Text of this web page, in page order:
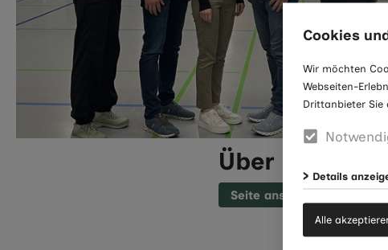
Cookies
Wir möchten
Webseiten-
Drittanbieter Sie
Details
Alle
Über uns
Seite ansehen